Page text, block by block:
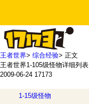
王者世界> 综合经验> 正文
王者世界1-105级怪物详细列表
2009-06-24 17173
1-15级怪物